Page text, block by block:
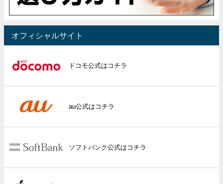
オフィシャルサイト
ドコモ公式はコチラ
au公式はコチラ
ソフトバンク公式はコチラ